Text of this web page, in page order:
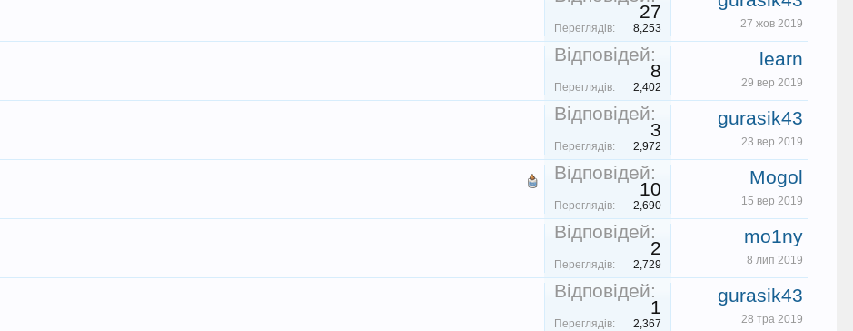
27
Переглядів: 8,253 27 жов 2019
Відповідей:
8
Переглядів: 2,402
learn
29 вер 2019
Відповідей:
3
Переглядів: 2,972
gurasik43
23 вер 2019
Відповідей:
10
Переглядів: 2,690
Mogol
15 вер 2019
Відповідей:
2
Переглядів: 2,729
mo1ny
8 лип 2019
Відповідей:
1
Переглядів: 2,367
gurasik43
28 тра 2019